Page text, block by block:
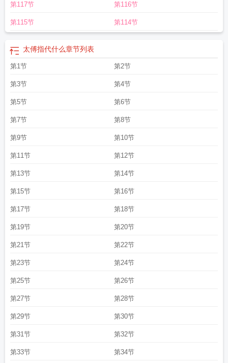
第117节 第116节
第115节 第114节
太傅指代什么章节列表
第1节 第2节
第3节 第4节
第5节 第6节
第7节 第8节
第9节 第10节
第11节 第12节
第13节 第14节
第15节 第16节
第17节 第18节
第19节 第20节
第21节 第22节
第23节 第24节
第25节 第26节
第27节 第28节
第29节 第30节
第31节 第32节
第33节 第34节